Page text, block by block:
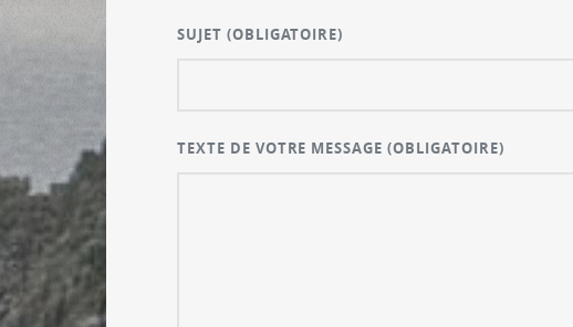
SUJET (OBLIGATOIRE)
TEXTE DE VOTRE MESSAGE(OBLIGATOIRE)